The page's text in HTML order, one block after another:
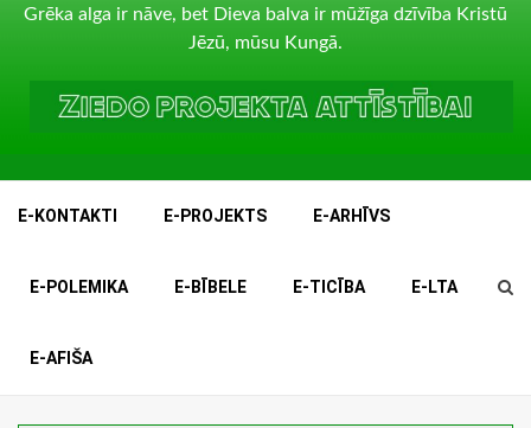
Grēka alga ir nāve, bet Dieva balva ir mūžīga dzīvība Kristū
Jēzū, mūsu Kungā.
E-KONTAKTI E-PROJEKTS E-ARHĪVS
E-POLEMIKA E-BĪBELE E-TICĪBA E-LTA
E-AFIŠA